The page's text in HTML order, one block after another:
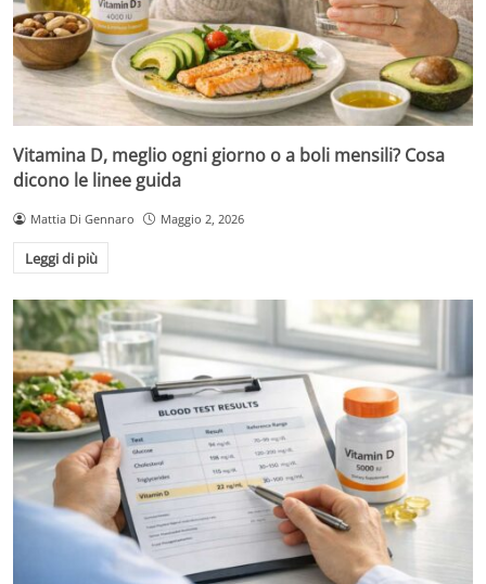
Vitamina D, meglio ogni giorno o a boli mensili? Cosa
dicono le linee guida
Mattia Di Gennaro Maggio 2, 2026
Leggi di più